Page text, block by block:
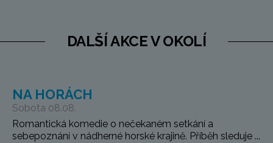
DALŠÍ AKCE V OKOLÍ
NA HORÁCH
Sobota 08.08.
Romantická komedie o nečekaném setkání a
sebepoznání v nádherné horské krajině. Příběh sleduje ...